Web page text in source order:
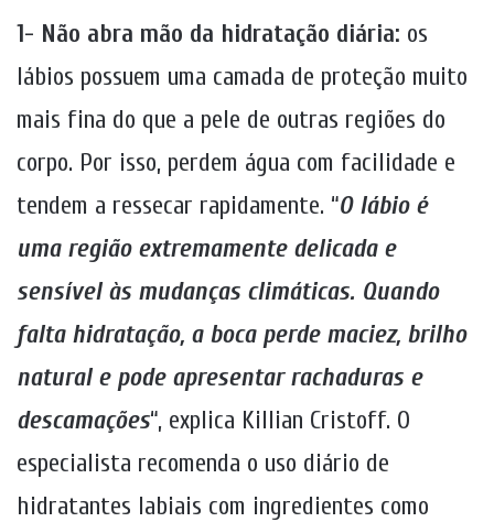
1- Não abra mão da hidratação diária: os
lábios possuem uma camada de proteção muito
mais fina do que a pele de outras regiões do
corpo. Por isso, perdem água com facilidade e
tendem a ressecar rapidamente. “O lábio é
uma região extremamente delicada e
sensível às mudanças climáticas. Quando
falta hidratação, a boca perde maciez, brilho
natural e pode apresentar rachaduras e
descamações“, explica Killian Cristoff. O
especialista recomenda o uso diário de
hidratantes labiais com ingredientes como